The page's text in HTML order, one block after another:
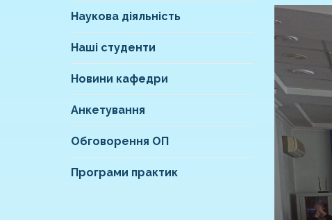
Наукова діяльність
Наші студенти
Новини кафедри
Анкетування
Обговорення ОП
Програми практик